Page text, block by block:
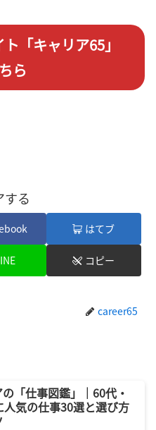
「キャリア65」
ら
する
はてブ
コピー
career65
「仕事図鑑」｜60代・
人気の仕事30選と選び方